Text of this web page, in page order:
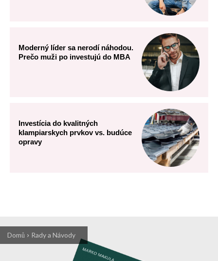
Moderný líder sa nerodí náhodou.
Prečo muži po investujú do MBA
Investícia do kvalitných
klampiarskych prvkov vs. budúce
opravy